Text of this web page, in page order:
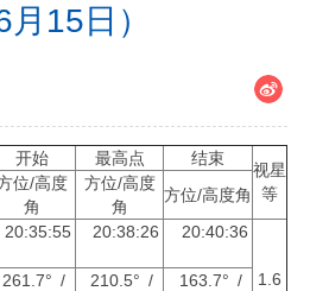
月15日）
开始 最高点 结束
视星
等
位/高度
角
方位/高度
角
方位/高度角
20:35:55 20:38:26 20:40:36
1.6
261.7° /
210.5° /
163.7° /